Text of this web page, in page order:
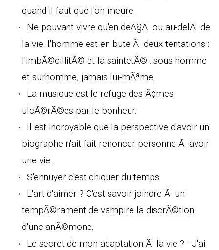
quand il faut que l'on meure.
Ne pouvant vivre qu'en deÃ§Ã ou au-delÃ de
la vie, l'homme est en bute Ã deux tentations :
l'imbÃ©cillitÃ© et la saintetÃ© : sous-homme
et surhomme, jamais lui-mÃªme.
La musique est le refuge des Ã¢mes
ulcÃ©rÃ©es par le bonheur.
Il est incroyable que la perspective d'avoir un
biographe n'ait fait renoncer personne Ã avoir
une vie.
S'ennuyer c'est chiquer du temps.
L'art d'aimer ? C'est savoir joindre Ã un
tempÃ©rament de vampire la discrÃ©tion
d'une anÃ©mone.
Le secret de mon adaptation Ã la vie ? - J'ai